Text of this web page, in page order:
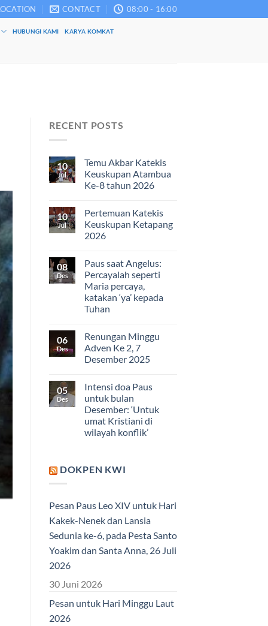
CONTACT 08:00 - 16:00
HUBUNGI KAMI KARYA KOMKAT
RECENT POSTS
10
Jul
Temu Akbar Katekis
Keuskupan Atambua
Ke-8 tahun 2026
10
Jul
Pertemuan Katekis
Keuskupan Ketapang
2026
08
Des
Paus saat Angelus:
Percayalah seperti
Maria percaya,
katakan ‘ya’ kepada
Tuhan
06
Des
Renungan Minggu
Adven Ke 2, 7
Desember 2025
05
Des
Intensi doa Paus
untuk bulan
Desember: ‘Untuk
umat Kristiani di
wilayah konflik’
DOKPEN KWI
Pesan Paus Leo XIV untuk Hari
Kakek-Nenek dan Lansia
Sedunia ke-6, pada Pesta Santo
Yoakim dan Santa Anna, 26 Juli
2026
30 Juni 2026
Pesan untuk Hari Minggu Laut
2026